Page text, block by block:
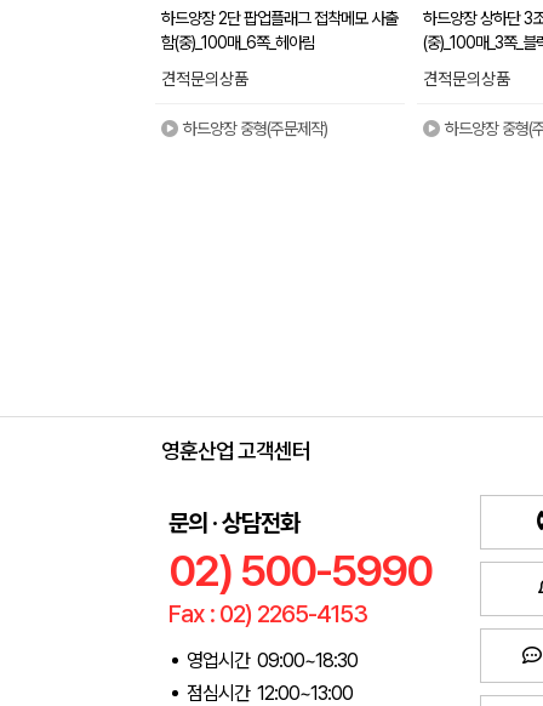
하드양장 2단 팝업플래그 접착메모 사출
함(중)_100매_6쪽_헤아림
견적문의상품
하드양장 중형(주문제작)
하드양장 상하단 3
(중)_100매_3쪽_블
견적문의상품
하드양장 중형(
영훈산업 고객센터
문의 · 상담전화
02) 500-5990
Fax : 02) 2265-4153
영업시간 09:00~18:30
점심시간 12:00~13:00